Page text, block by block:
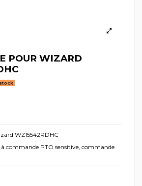
POUR WIZARD
WZ15542RDHC
commande PTO sensitive, commande